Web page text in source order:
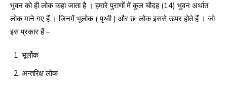
भुवन को ही लोक कहा जाता है । हमारे पुराणों में कुल चौदह (14) भुवन अर्थात
लोक माने गए हैं । जिनमें भूलोक ( पृथ्वी ) और छ: लोक इससे ऊपर होते हैं । जो
इस प्रकार हैं –
भूर्लोक
अन्तरिक्ष लोक